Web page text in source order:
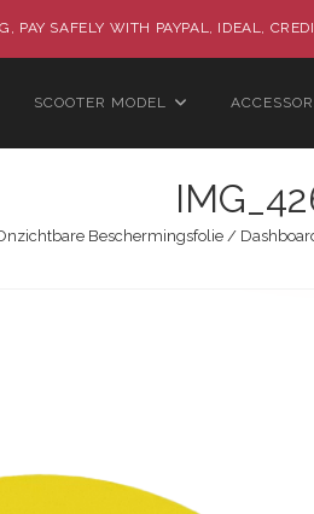
PAY SAFELY WITH PAYPAL, IDEAL,
SCOOTER MODEL
Beschermingsfolie /